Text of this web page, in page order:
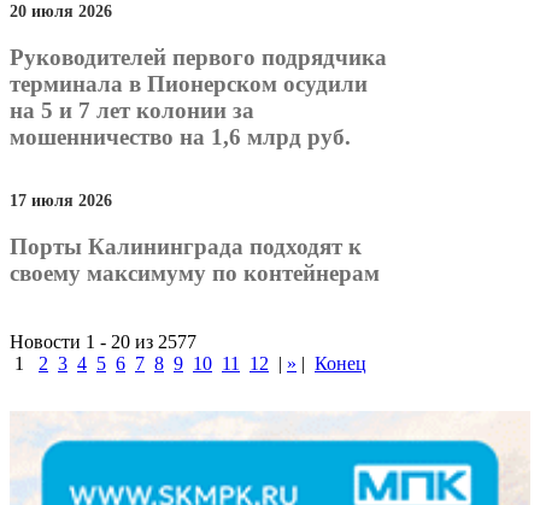
20 июля 2026
Руководителей первого подрядчика
терминала в Пионерском осудили
на 5 и 7 лет колонии за
мошенничество на 1,6 млрд руб.
17 июля 2026
Порты Калининграда подходят к
своему максимуму по контейнерам
Новости 1 - 20 из 2577
1
2 3 4 5 6 7 8 9 10 11 12 | » | Конец